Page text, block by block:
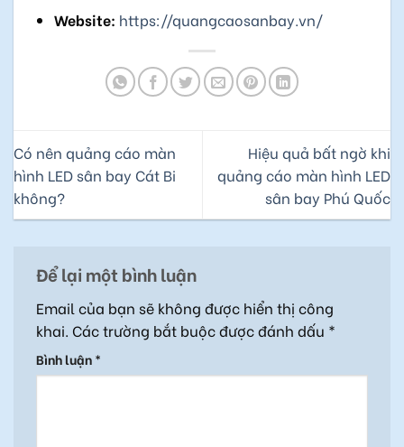
Website: https://quangcaosanbay.vn/
Có nên quảng cáo màn
hình LED sân bay Cát Bi
không?
Hiệu quả bất ngờ khi
quảng cáo màn hình LED
sân bay Phú Quốc
Để lại một bình luận
Email của bạn sẽ không được hiển thị công
khai. Các trường bắt buộc được đánh dấu *
Bình luận*